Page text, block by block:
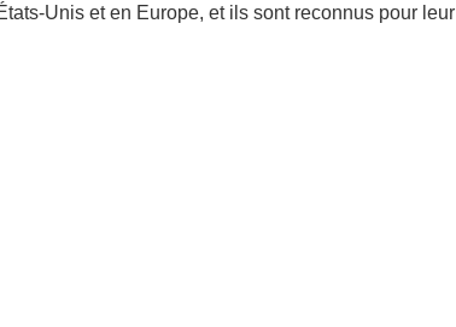
Unis et en Europe, et ils sont reconnus pour leur